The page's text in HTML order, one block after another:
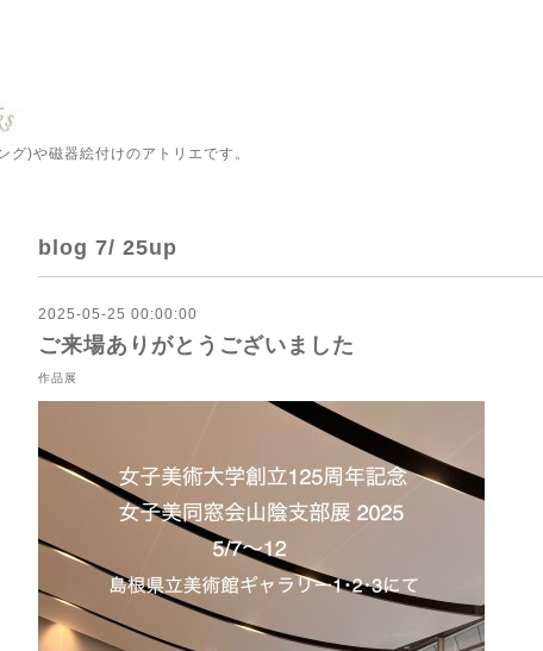
グ)や磁器絵付けのアトリエです。
blog 7/ 25up
2025-05-25 00:00:00
ご来場ありがとうございました
作品展